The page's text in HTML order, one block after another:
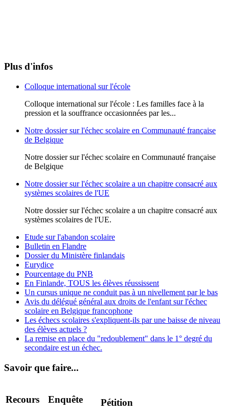
Plus d'infos
Colloque international sur l'école
Colloque international sur l'école : Les familles face à la
pression et la souffrance occasionnées par les...
Notre dossier sur l'échec scolaire en Communauté française
de Belgique
Notre dossier sur l'échec scolaire en Communauté française
de Belgique
Notre dossier sur l'échec scolaire a un chapitre consacré aux
systèmes scolaires de l'UE
Notre dossier sur l'échec scolaire a un chapitre consacré aux
systèmes scolaires de l'UE.
Etude sur l'abandon scolaire
Bulletin en Flandre
Dossier du Ministère finlandais
Eurydice
Pourcentage du PNB
En Finlande, TOUS les élèves réussissent
Un cursus unique ne conduit pas à un nivellement par le bas
Avis du délégué général aux droits de l'enfant sur l'échec
scolaire en Belgique francophone
Les échecs scolaires s'expliquent-ils par une baisse de niveau
des élèves actuels ?
La remise en place du "redoublement" dans le 1° degré du
secondaire est un échec.
Savoir que faire...
Recours Enquête Pétition